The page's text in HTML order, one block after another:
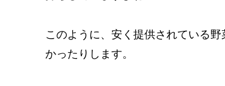
このように、安く提供されている
かったりします。